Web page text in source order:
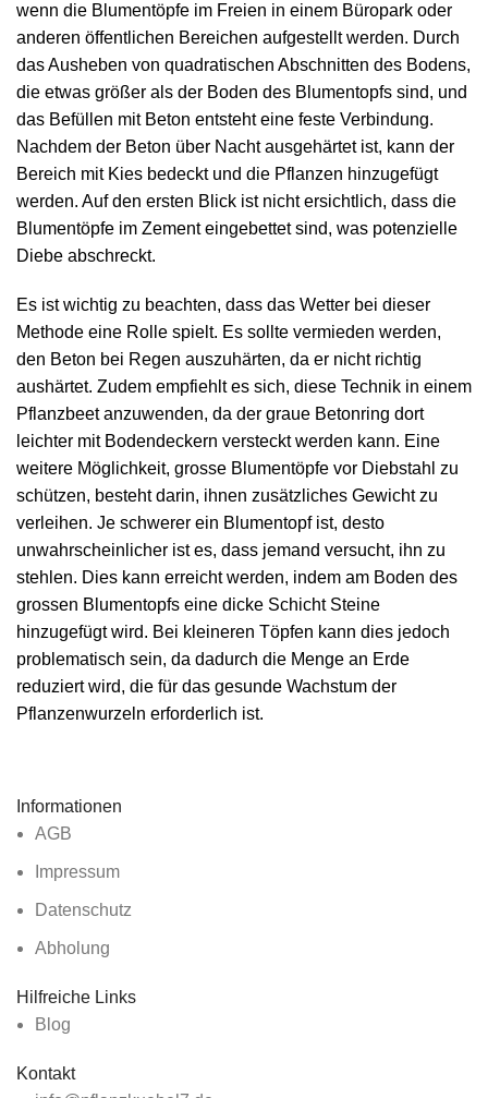
wenn die Blumentöpfe im Freien in einem Büropark oder
anderen öffentlichen Bereichen aufgestellt werden. Durch
das Ausheben von quadratischen Abschnitten des Bodens,
die etwas größer als der Boden des Blumentopfs sind, und
das Befüllen mit Beton entsteht eine feste Verbindung.
Nachdem der Beton über Nacht ausgehärtet ist, kann der
Bereich mit Kies bedeckt und die Pflanzen hinzugefügt
werden. Auf den ersten Blick ist nicht ersichtlich, dass die
Blumentöpfe im Zement eingebettet sind, was potenzielle
Diebe abschreckt.
Es ist wichtig zu beachten, dass das Wetter bei dieser
Methode eine Rolle spielt. Es sollte vermieden werden,
den Beton bei Regen auszuhärten, da er nicht richtig
aushärtet. Zudem empfiehlt es sich, diese Technik in einem
Pflanzbeet anzuwenden, da der graue Betonring dort
leichter mit Bodendeckern versteckt werden kann. Eine
weitere Möglichkeit, grosse Blumentöpfe vor Diebstahl zu
schützen, besteht darin, ihnen zusätzliches Gewicht zu
verleihen. Je schwerer ein Blumentopf ist, desto
unwahrscheinlicher ist es, dass jemand versucht, ihn zu
stehlen. Dies kann erreicht werden, indem am Boden des
grossen Blumentopfs eine dicke Schicht Steine
hinzugefügt wird. Bei kleineren Töpfen kann dies jedoch
problematisch sein, da dadurch die Menge an Erde
reduziert wird, die für das gesunde Wachstum der
Pflanzenwurzeln erforderlich ist.
Informationen
AGB
Impressum
Datenschutz
Abholung
Hilfreiche Links
Blog
Kontakt